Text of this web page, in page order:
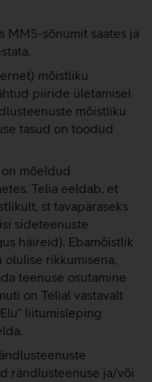
MMS-sõnumit saates ja
mõistliku
piiride ületamisel
mõistliku
tasud on toodud
mõeldud
Telia eeldab, et
st tavapäraseks
sideteenuste
häireid). Ebamõistlik
olulise rikkumisena,
teenuse osutamine
on Telial vastavalt
liitumisleping
rändlusteenuse ja/või